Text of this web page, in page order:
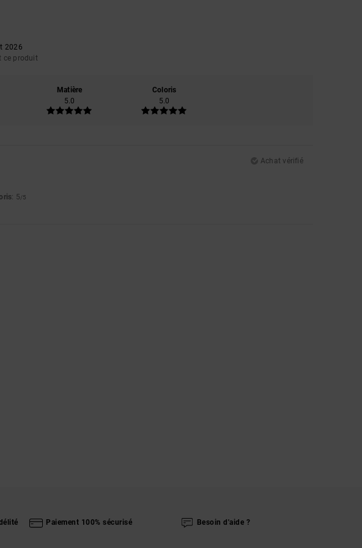
2026
ce produit
Matière
5.0
Coloris
5.0
Achat vérifié
: 5/5
Paiement 100% sécurisé Besoin d'aide ?